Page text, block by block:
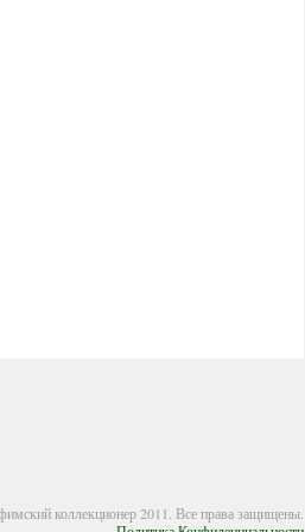
коллекционер 2011. Все права защищены.